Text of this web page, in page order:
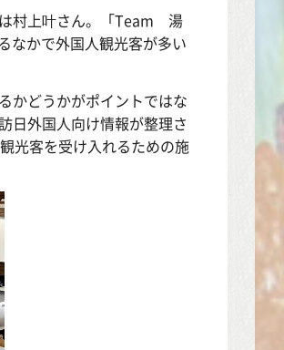
村上叶さん。「Team 湯
かで外国人観光客が多い
かどうかがポイントではな
日外国人向け情報が整理さ
光客を受け入れるための施